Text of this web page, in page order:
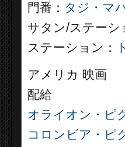
門番： タジ・マ
サタン/ステーシ
ステーション：
アメリカ 映画
配給
オライオン・ピ
コロンビア・ピ